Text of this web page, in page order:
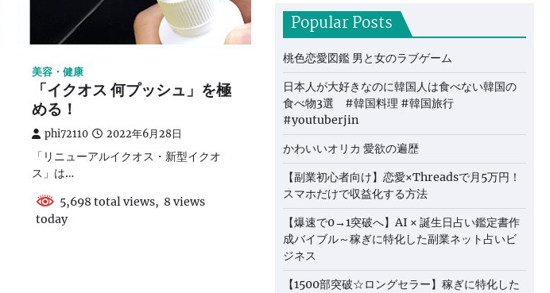
美容・健康
「イクオス 何プッシュ」を極
める！
phi72110 2022年6月28日
「リニューアルイクオス・新型イクオ
ス」は…
5,698 total views, 8 views
today
Popular Posts
桃色恋愛図鑑 男と女のラブゲーム
日本人が大好きなのに韓国人は食べない韓国の
食べ物3選 #韓国料理 #韓国旅行
#youtuberjin
かわいいオリカ 愛欲の遍歴
【副業初心者向け】恋愛×Threadsで月5万円！
スマホだけで収益化する方法
【爆速で0→1突破へ】AI × 誕生日占い鑑定書作
成バイブル～稼ぎに特化した副業ネット占いビ
ジネス
【1500部突破☆ロングセラー】稼ぎに特化した